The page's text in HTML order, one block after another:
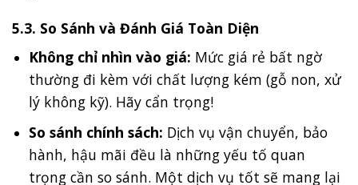
5.3. So Sánh và Đánh Giá Toàn Diện
Không chỉ nhìn vào giá: Mức giá rẻ bất ngờ
thường đi kèm với chất lượng kém (gỗ non, xử
lý không kỹ). Hãy cẩn trọng!
So sánh chính sách: Dịch vụ vận chuyển, bảo
hành, hậu mãi đều là những yếu tố quan
trọng cần so sánh. Một dịch vụ tốt sẽ mang lại